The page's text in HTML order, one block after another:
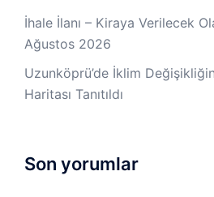
İhale İlanı – Kiraya Verilecek
Ağustos 2026
Uzunköprü’de İklim
Haritası Tanıtıldı
Son yorumlar